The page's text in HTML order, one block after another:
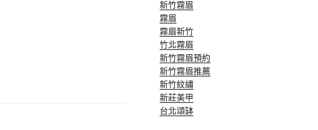
新竹霧眉
霧眉
霧眉新竹
竹北霧眉
新竹霧眉預約
新竹霧眉推薦
新竹紋繡
新莊美甲
台北頌缽